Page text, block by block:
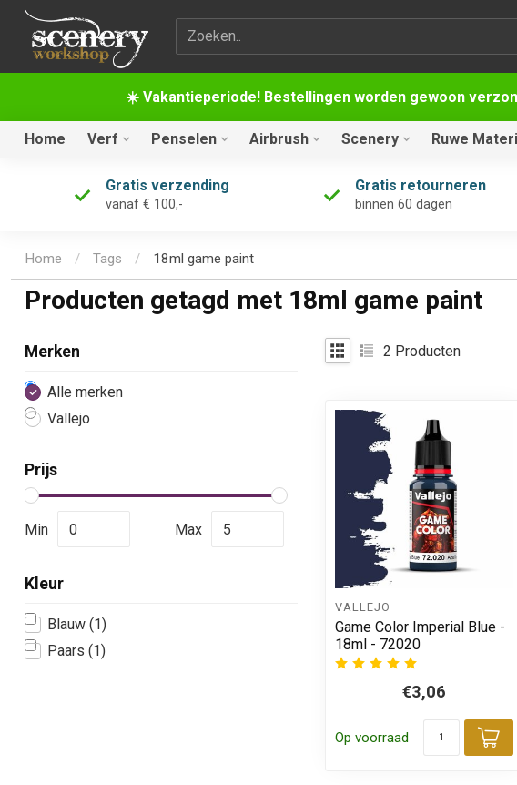
☀️ Vakantieperiode! Bestellingen worden gewoon
Zoekterm
Home Verf Penselen Airbrush Scenery Ruwe
Gratis verzending
vanaf € 100,-
Gratis retourneren
binnen 60 dagen
Home / Tags / 18ml game paint
Producten getagd met 18ml game paint
Merken
Alle merken
Vallejo
Kleur
Blauw (1)
Paars (1)
Prijs
Min Max
2 Producten
VALLEJO
Game Color Imperial Blue -
18ml - 72020
€3,06
Op voorraad